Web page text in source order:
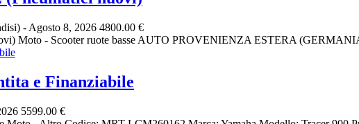
- Agosto 8, 2026 4800.00 €
Moto - Scooter ruote basse AUTO PROVENIENZA ESTERA
e Finanziabile
5599.00 €